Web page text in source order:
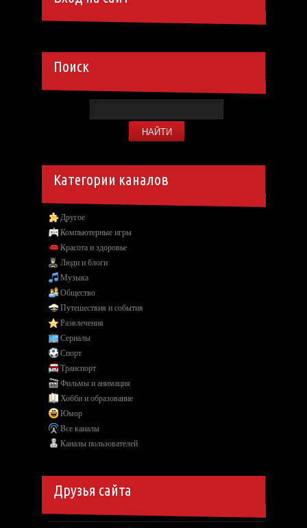
Поиск
Категории каналов
Другое
Компьютерные игры
Красота и здоровье
Люди и блоги
Музыка
Общество
Путешествия и события
Развлечения
Сериалы
Спорт
Транспорт
Фильмы и анимация
Хобби и образование
Юмор
Все каналы
Каналы пользователей
Друзья сайта